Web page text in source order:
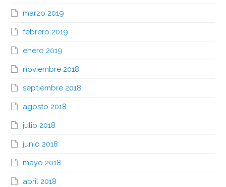
marzo 2019
febrero 2019
enero 2019
noviembre 2018
septiembre 2018
agosto 2018
julio 2018
junio 2018
mayo 2018
abril 2018